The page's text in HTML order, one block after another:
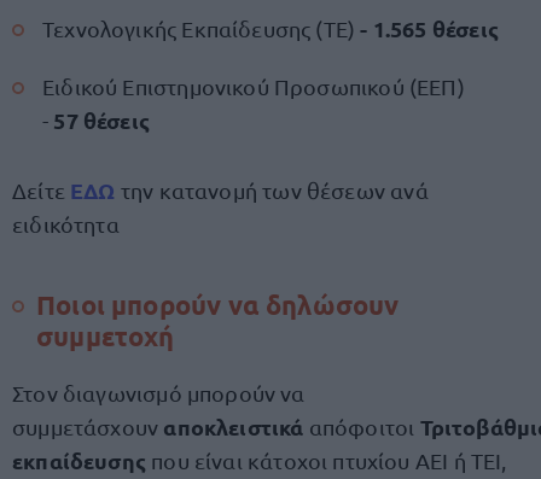
Τεχνολογικής Εκπαίδευσης (ΤΕ)- 1.565 θέσεις
Ειδικού Επιστημονικού Προσωπικού (ΕΕΠ)
- 57 θέσεις
Δείτε ΕΔΩ την κατανομή των θέσεων ανά
ειδικότητα
Ποιοι μπορούν να δηλώσουν
συμμετοχή
Στον διαγωνισμό μπορούν να
συμμετάσχουν αποκλειστικά απόφοιτοι
εκπαίδευσης που είναι κάτοχοι πτυχίου ΑΕΙ ή ΤΕΙ,